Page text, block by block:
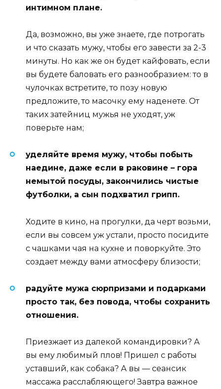
интимном плане.
Да, возможно, вы уже знаете, где потрогать
и что сказать мужу, чтобы его завести за 2-3
минуты. Но как же он будет кайфовать, если
вы будете баловать его разнообразием: то в
чулочках встретите, то позу новую
предложите, то масочку ему наденете. От
таких затейниц мужья не уходят, уж
поверьте нам;
уделяйте время мужу, чтобы побыть
наедине, даже если в раковине – гора
немытой посуды, закончились чистые
футболки, а сын подхватил грипп.
Ходите в кино, на прогулки, да черт возьми,
если вы совсем уж устали, просто посидите
с чашками чая на кухне и поворкуйте. Это
создает между вами атмосферу близости;
радуйте мужа сюрпризами и подарками
просто так, без повода, чтобы сохранить
отношения.
Приезжает из далекой командировки? А
вы ему любимый плов! Пришел с работы
уставший, как собака? А вы — сеансик
массажа расслабляющего! Завтра важное